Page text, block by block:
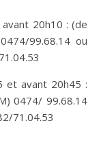
20h10 : (de
99.68.14 ou
et avant 20h45 :
0474/ 99.68.14
71.04.53